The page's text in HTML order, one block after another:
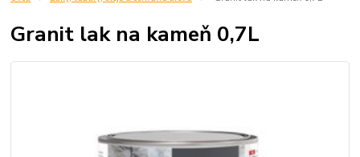
Granit lak na kameň 0,7L